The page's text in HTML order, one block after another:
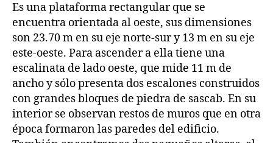
Es una plataforma rectangular que se
encuentra orientada al oeste, sus dimensiones
son 23.70 m en su eje norte-sur y 13 m en su eje
este-oeste. Para ascender a ella tiene una
escalinata de lado oeste, que mide 11 m de
ancho y sólo presenta dos escalones construidos
con grandes bloques de piedra de sascab. En su
interior se observan restos de muros que en otra
época formaron las paredes del edificio.